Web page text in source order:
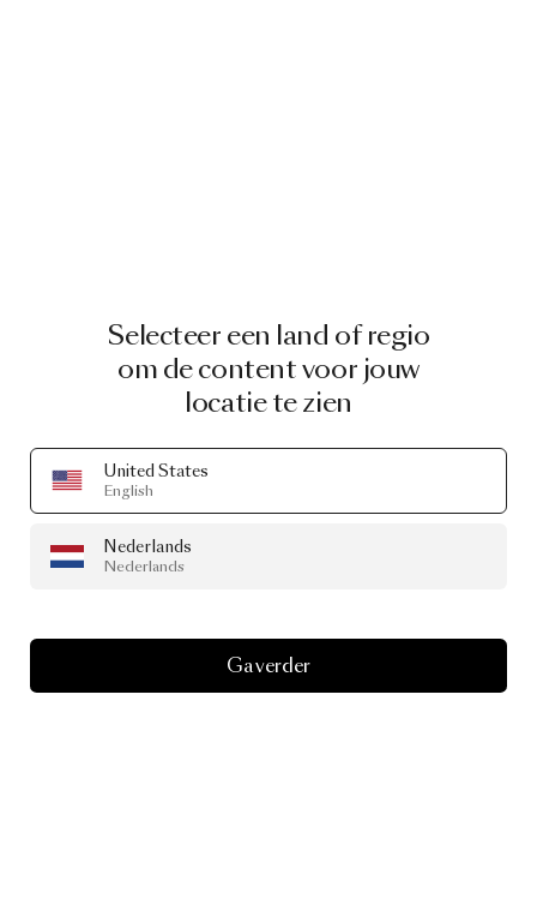
Selecteer een land of regio
om de content voor jouw
locatie te zien
United States
English
Nederlands
Nederlands
Ga verder